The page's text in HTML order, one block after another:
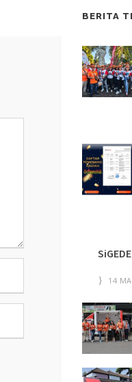
BERITA
14